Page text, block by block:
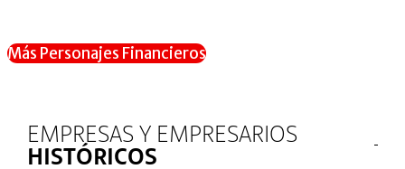
Más Personajes Financieros
EMPRESAS Y EMPRESARIOS
HISTÓRICOS